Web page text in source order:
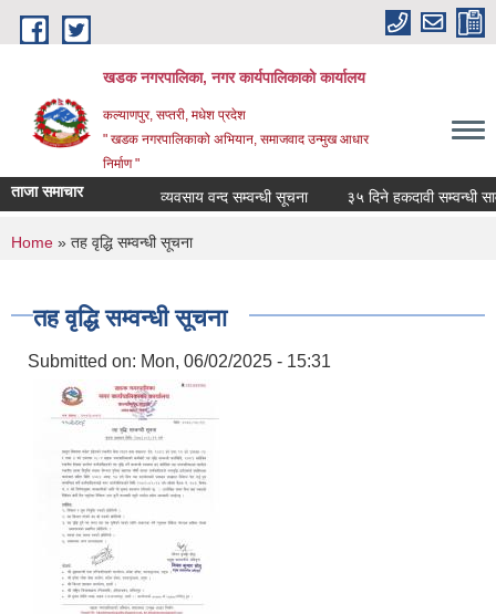
Skip to main content
खडक नगरपालिका, नगर कार्यपालिकाकाे कार्यालय
कल्याणपुर, सप्तरी, मधेश प्रदेश
" खडक नगरपालिकाको अभियान, समाजवाद उन्मुख आधार
निर्माण "
ताजा समाचार व्यवसाय वन्द सम्वन्धी सूचना ३५ दिने हकदावी सम्वन्धी
You are here
Home » तह वृद्धि सम्वन्धी सूचना
तह वृद्धि सम्वन्धी सूचना
Submitted on: Mon, 06/02/2025 - 15:31